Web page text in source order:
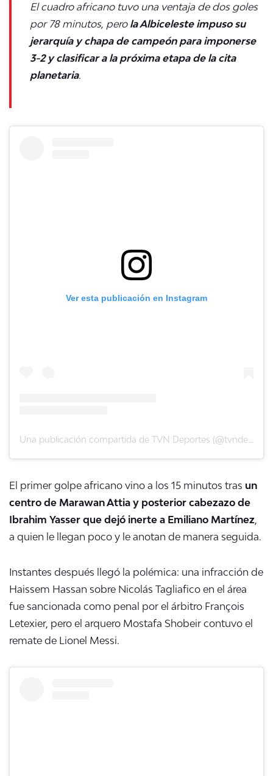
El cuadro africano tuvo una ventaja de dos goles
por 78 minutos, perola Albiceleste impuso su
jerarquía y chapa de campeón para imponerse
3-2 y clasificar a la próxima etapa de la cita
planetaria.
Ver esta publicación en Instagram
El primer golpe africano vino a los 15 minutos tras un
centro de Marawan Attia y posterior cabezazo de
Ibrahim Yasser que dejó inerte a Emiliano Martínez
a quien le llegan poco y le anotan de manera seguida.
Instantes después llegó la polémica: una infracción de
Haissem Hassan sobre Nicolás Tagliafico en el área
fue sancionada como penal por el árbitro François
Letexier, pero el arquero Mostafa Shobeir contuvo el
remate de Lionel Messi.